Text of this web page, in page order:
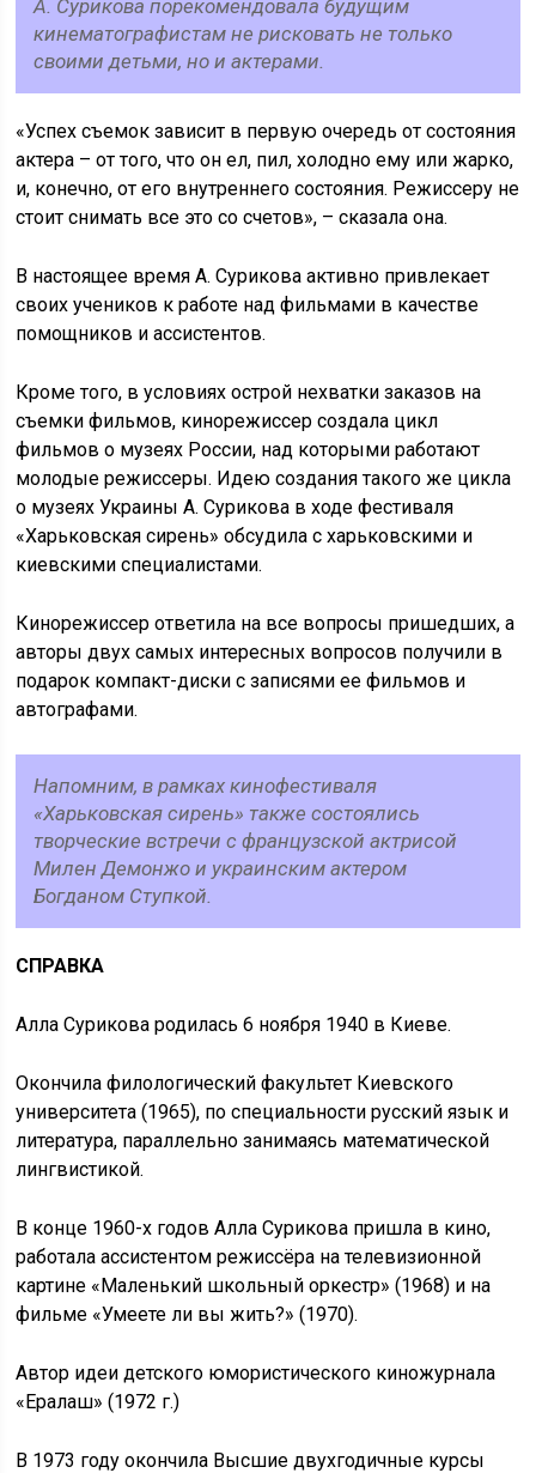
А. Сурикова порекомендовала будущим
кинематографистам не рисковать не только
своими детьми, но и актерами.
«Успех съемок зависит в первую очередь от состояния
актера – от того, что он ел, пил, холодно ему или жарко,
и, конечно, от его внутреннего состояния. Режиссеру не
стоит снимать все это со счетов», – сказала она.
В настоящее время А. Сурикова активно привлекает
своих учеников к работе над фильмами в качестве
помощников и ассистентов.
Кроме того, в условиях острой нехватки заказов на
съемки фильмов, кинорежиссер создала цикл
фильмов о музеях России, над которыми работают
молодые режиссеры. Идею создания такого же цикла
о музеях Украины А. Сурикова в ходе фестиваля
«Харьковская сирень» обсудила с харьковскими и
киевскими специалистами.
Кинорежиссер ответила на все вопросы пришедших, а
авторы двух самых интересных вопросов получили в
подарок компакт-диски с записями ее фильмов и
автографами.
Напомним, в рамках кинофестиваля
«Харьковская сирень» также состоялись
творческие встречи с французской актрисой
Милен Демонжо и украинским актером
Богданом Ступкой.
СПРАВКА
Алла Сурикова родилась 6 ноября 1940 в Киеве.
Окончила филологический факультет Киевского
университета (1965), по специальности русский язык и
литература, параллельно занимаясь математической
лингвистикой.
В конце 1960-х годов Алла Сурикова пришла в кино,
работала ассистентом режиссёра на телевизионной
картине «Маленький школьный оркестр» (1968) и на
фильме «Умеете ли вы жить?» (1970).
Автор идеи детского юмористического киножурнала
«Ералаш» (1972 г.)
В 1973 году окончила Высшие двухгодичные курсы